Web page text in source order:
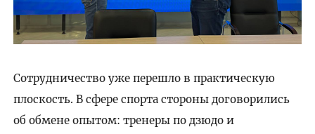
Сотрудничество уже перешло в практическую
плоскость. В сфере спорта стороны договорились
об обмене опытом: тренеры по дзюдо и